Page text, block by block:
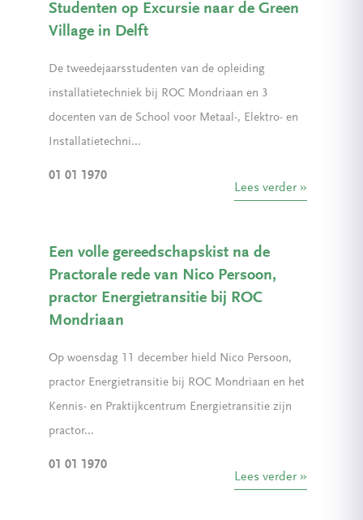
Studenten op Excursie naar de Green
Village in Delft
De tweedejaarsstudenten van de opleiding
installatietechniek bij ROC Mondriaan en 3
docenten van de School voor Metaal-, Elektro- en
Installatietechni...
01 01 1970
Lees verder
Een volle gereedschapskist na de
Practorale rede van Nico Persoon,
practor Energietransitie bij ROC
Mondriaan
Op woensdag 11 december hield Nico Persoon,
practor Energietransitie bij ROC Mondriaan en het
Kennis- en Praktijkcentrum Energietransitie zijn
practor...
01 01 1970
Lees verder